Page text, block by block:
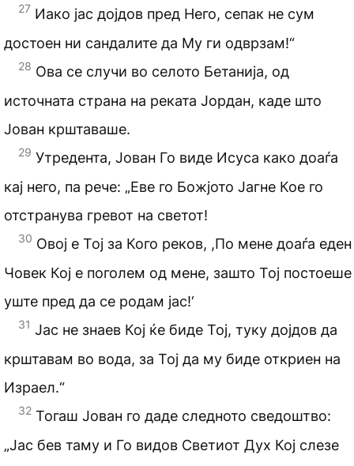
27 Иако јас дојдов пред Него, сепак не сум
достоен ни сандалите да Му ги одврзам!“
28 Ова се случи во селото Бетанија, од
источната страна на реката Јордан, каде што
Јован крштаваше.
29 Утредента, Јован Го виде Исуса како доаѓа
кај него, па рече: „Еве го Божјото Јагне Кое го
отстранува гревот на светот!
30 Овој е Тој за Кого реков, ,По мене доаѓа еден
Човек Кој е поголем од мене, зашто Тој постоеше
уште пред да се родам јас!‘
31 Јас не знаев Кој ќе биде Тој, туку дојдов да
крштавам во вода, за Тој да му биде откриен на
Израел.“
32 Тогаш Јован го даде следното сведоштво:
„Јас бев таму и Го видов Светиот Дух Кој слезе